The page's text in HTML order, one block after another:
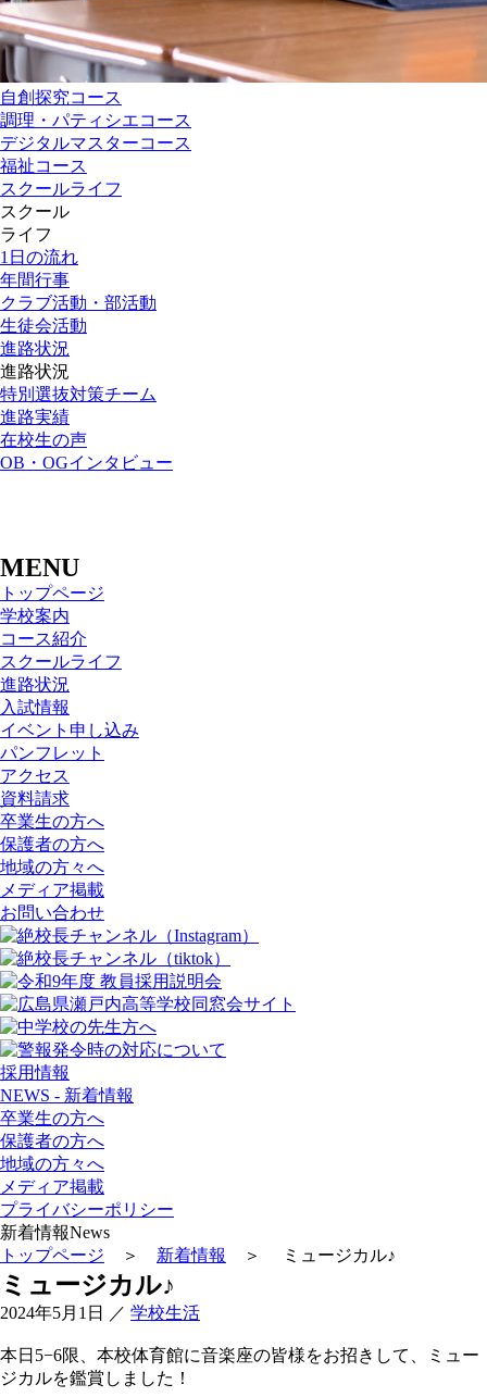
自創探究コース
調理・パティシエコース
デジタルマスターコース
福祉コース
スクールライフ
スクール
ライフ
1日の流れ
年間行事
クラブ活動・部活動
生徒会活動
進路状況
進路状況
特別選抜対策チーム
進路実績
在校生の声
OB・OGインタビュー
MENU
トップページ
学校案内
コース紹介
スクールライフ
進路状況
入試情報
イベント申し込み
パンフレット
アクセス
資料請求
卒業生の方へ
保護者の方へ
地域の方々へ
メディア掲載
お問い合わせ
採用情報
NEWS - 新着情報
卒業生の方へ
保護者の方へ
地域の方々へ
メディア掲載
プライバシーポリシー
新着情報News
トップページ ＞ 新着情報 ＞ ミュージカル♪
ミュージカル♪
2024年5月1日 ／ 学校生活
本日5−6限、本校体育館に音楽座の皆様をお招きして、ミュー
ジカルを鑑賞しました！